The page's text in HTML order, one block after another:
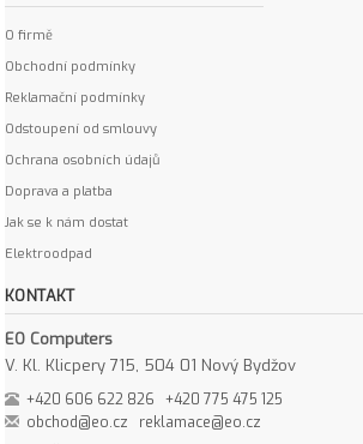
O firmě
Obchodní podmínky
Reklamační podmínky
Odstoupení od smlouvy
Ochrana osobních údajů
Doprava a platba
Jak se k nám dostat
Elektroodpad
KONTAKT
EO Computers
V. Kl. Klicpery 715, 504 01 Nový Bydžov
+420 606 622 826
+420 775 475 125
obchod@eo.cz
reklamace@eo.cz